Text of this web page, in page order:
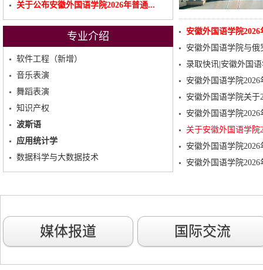
关于公布安徽外国语学院2026年普通...
专业介绍
软件工程（新增）
音乐表演
舞蹈表演
知识产权
波斯语
应用统计学
数据科学与大数据技术
安徽外国语学院
安徽外国语学院与
录取快讯|安徽外国
安徽外国语学院
安徽外国语学院关于
安徽外国语学院
关于安徽外国语学院
安徽外国语学院
安徽外国语学院
媒体报道 国际交流